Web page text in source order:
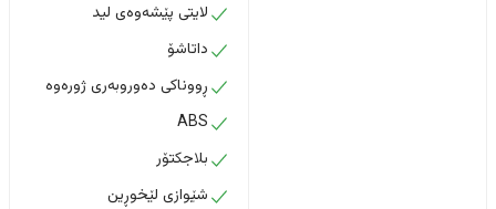
لایتی پێشەوەی لید
داتاشۆ
ڕووناکی دەوروبەری ژورەوە
ABS
بلاجکتۆر
شێوازی لێخوڕین